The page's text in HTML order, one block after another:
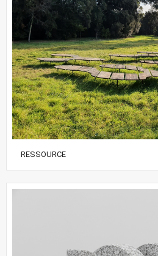
RESSOURCE